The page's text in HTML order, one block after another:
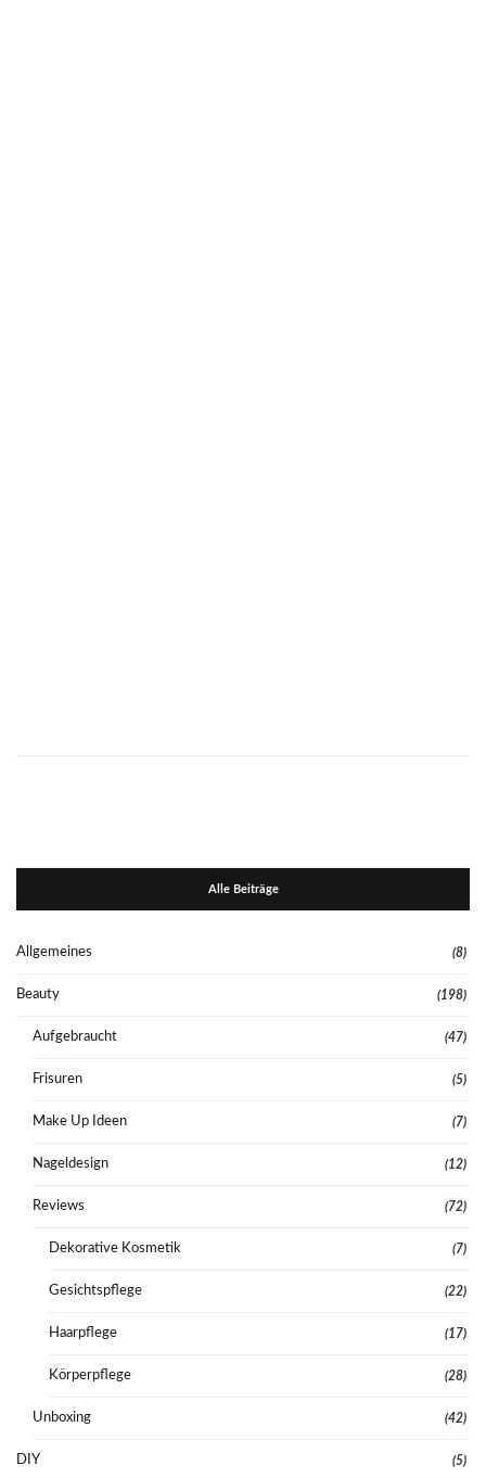
Alle Beiträge
Allgemeines (8)
Beauty (198)
Aufgebraucht (47)
Frisuren (5)
Make Up Ideen (7)
Nageldesign (12)
Reviews (72)
Dekorative Kosmetik (7)
Gesichtspflege (22)
Haarpflege (17)
Körperpflege (28)
Unboxing (42)
DIY (5)